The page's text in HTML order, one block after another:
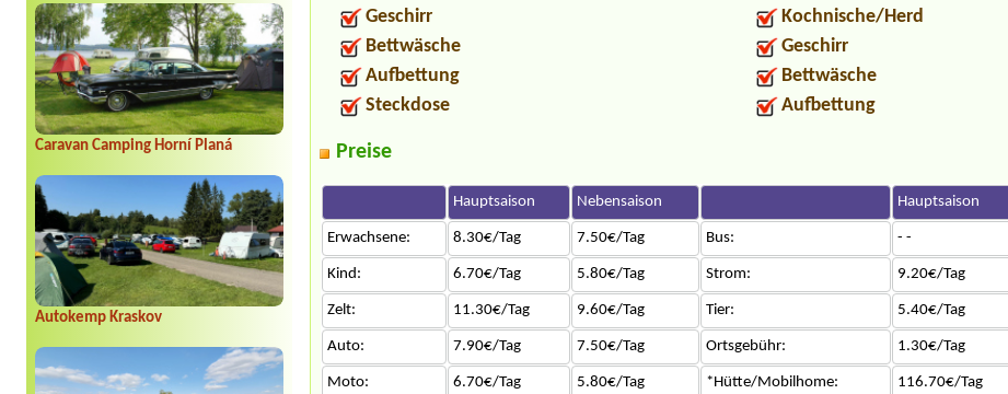
Caravan Camping Horní Planá
Autokemp Kraskov
Geschirr
Bettwäsche
Aufbettung
Steckdose
Kochnische/Herd
Geschirr
Bettwäsche
Aufbettung
Preise
Hauptsaison Nebensaison Hauptsaison
Erwachsene: 8.30€/Tag 7.50€/Tag Bus: - -
Kind: 6.70€/Tag 5.80€/Tag Strom: 9.20€/Tag
Zelt: 11.30€/Tag 9.60€/Tag Tier: 5.40€/Tag
Auto: 7.90€/Tag 7.50€/Tag Ortsgebühr: 1.30€/Tag
Moto: 6.70€/Tag 5.80€/Tag *Hütte/Mobilhome: 116.70€/Tag